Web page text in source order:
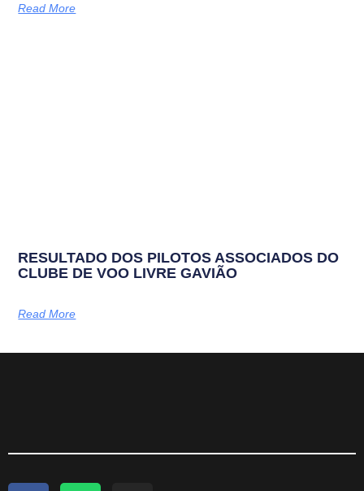
Read More
RESULTADO DOS PILOTOS ASSOCIADOS DO
CLUBE DE VOO LIVRE GAVIÃO
Read More